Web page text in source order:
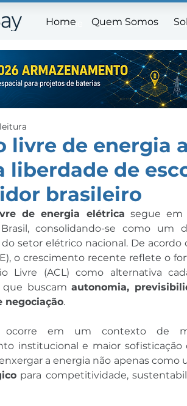
Home Quem Somos
Home Quem Somos
livre de energia
liberdade de
brasileiro
de energia elétrica segue em
consolidando-se como um
setor elétrico nacional. De
o crescimento recente reflete o
Livre (ACL) como alternativa
que buscam autonomia,
negociação.
ocorre em um contexto de
institucional e maior sofisticação
para competitividade,